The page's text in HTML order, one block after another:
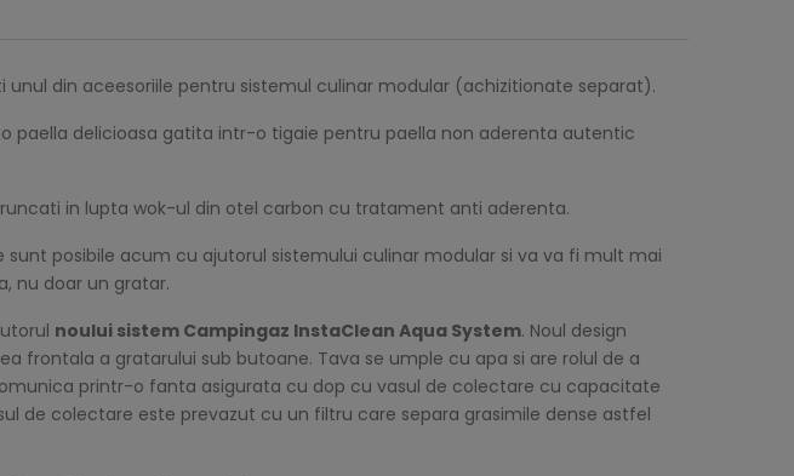
unul din aceesoriile pentru sistemul culinar modular (achizitionate separat).
paella delicioasa gatita intr-o tigaie pentru paella non aderenta autentic
in lupta wok-ul din otel carbon cu tratament anti aderenta.
posibile acum cu ajutorul sistemului culinar modular si va va fi mult mai
nu doar un gratar.
noului sistem Campingaz InstaClean Aqua System. Noul design
frontala a gratarului sub butoane. Tava se umple cu apa si are rolul de a
printr-o fanta asigurata cu dop cu vasul de colectare cu capacitate
de colectare este prevazut cu un filtru care separa grasimile dense astfel